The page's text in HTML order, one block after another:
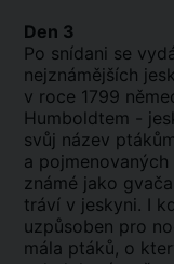
Den 3
Po snídani se
nejznámějších
v roce 1799
Humboldtem -
svůj název
a
známé jako
tráví v jeskyni. I
uzpůsoben pro
mála ptáků, o